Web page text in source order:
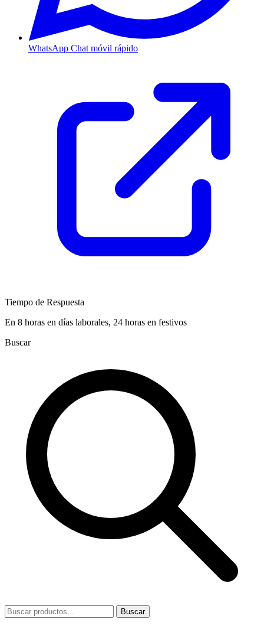
WhatsApp Chat móvil rápido
Tiempo de Respuesta
En 8 horas en días laborales, 24 horas en festivos
Buscar
Buscar